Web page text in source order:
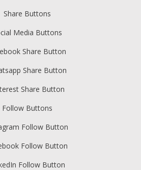
Share Buttons
Media Buttons
Share Button
Share Button
Share Button
Follow Buttons
Follow Button
Follow Button
Follow Button